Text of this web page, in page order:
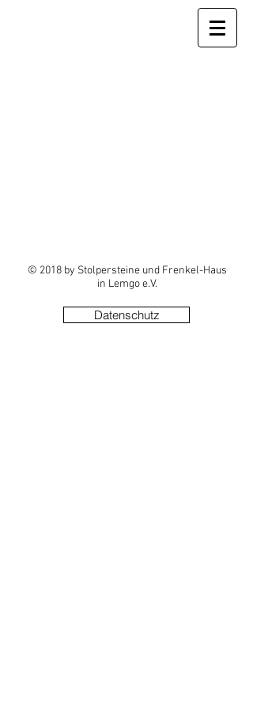
© 2018 by Stolpersteine und Frenkel-Haus
in Lemgo e.V.
Datenschutz